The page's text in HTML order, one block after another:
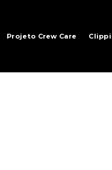
Projeto Crew Care